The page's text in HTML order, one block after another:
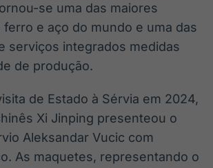
Gestão de
Investimentos
Em breve
Tokenização
Crédito
Em breve
se uma das maiores
e aço do mundo e uma das
serviços integrados medidas
de produção.
de Estado à Sérvia em 2024,
Xi Jinping presenteou o
Aleksandar Vucic com
As maquetes, representando o